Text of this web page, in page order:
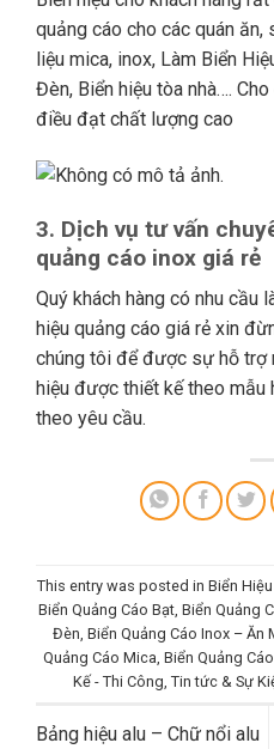
quảng cáo cho các quán
liệu mica, inox, Làm Biển
Đèn, Biển hiệu tòa nhà….
điều đạt chất lượng cao
3. Dịch vụ tư vấn
quảng cáo inox giá rẻ
Quý khách hàng có nhu cầu
hiệu quảng cáo giá rẻ xin
chúng tôi để được sự hỗ trợ
hiệu được thiết kế theo mẫu
theo yêu cầu.
This entry was posted in Biển
Biển Quảng Cáo Bạt, Biển Quảng
Đèn Biển Quảng Cáo Inox – Ăn
Quảng Cáo Mica Biển Quảng
Kế - Thi Công Tin tức & Sự
Bảng hiệu alu – Chữ nổi alu